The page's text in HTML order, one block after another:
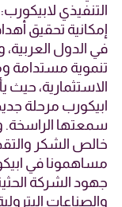
التنفيذي لابيكورب:
إمكانية تحقيق
في الدول
تنموية مستدامة
الاستثمارية،
ابيكورب مرحلة
سمعتها الراسخة.
خالص الشكر
مساهمونا في
جهود الشركة
والصناعات